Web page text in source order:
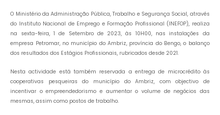
O Ministério da Administração Pública, Trabalho e Segurança Social, através
do Instituto Nacional de Emprego e Formação Profissional (INEFOP), realiza
na sexta-feira, 1 de Setembro de 2023, às 10H00, nas instalações da
empresa Petromar, no município do Ambriz, província do Bengo, o balanço
dos resultados dos Estágios Profissionais, rubricados desde 2021.
Nesta actividade está também reservada a entrega de microcrédito às
cooperativas pesqueiras do município do Ambriz, com objectivo de
incentivar o empreendedorismo e aumentar o volume de negócios das
mesmas, assim como postos de trabalho.